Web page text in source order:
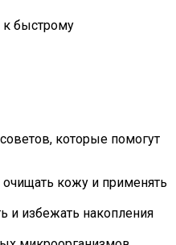
к быстрому
которые помогут
очищать кожу и применять
и избежать накопления